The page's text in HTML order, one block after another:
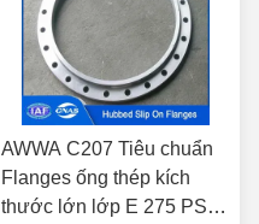
AWWA C207 Tiêu chuẩn
Flanges ống thép kích
thước lớn lớp E 275 PSI